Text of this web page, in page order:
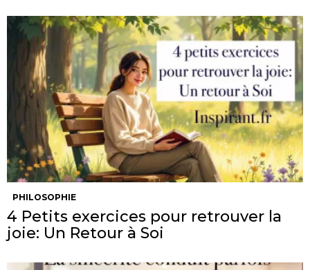
PHILOSOPHIE
4 Petits exercices pour retrouver la
joie: Un Retour à Soi